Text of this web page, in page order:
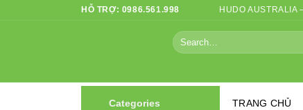
HỖ TRỢ: 0986.561.998 HUDO
Search
for:
Categories TRANG CHỦ